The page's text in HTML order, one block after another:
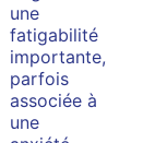
une
fatigabilité
importante,
parfois
associée à
une